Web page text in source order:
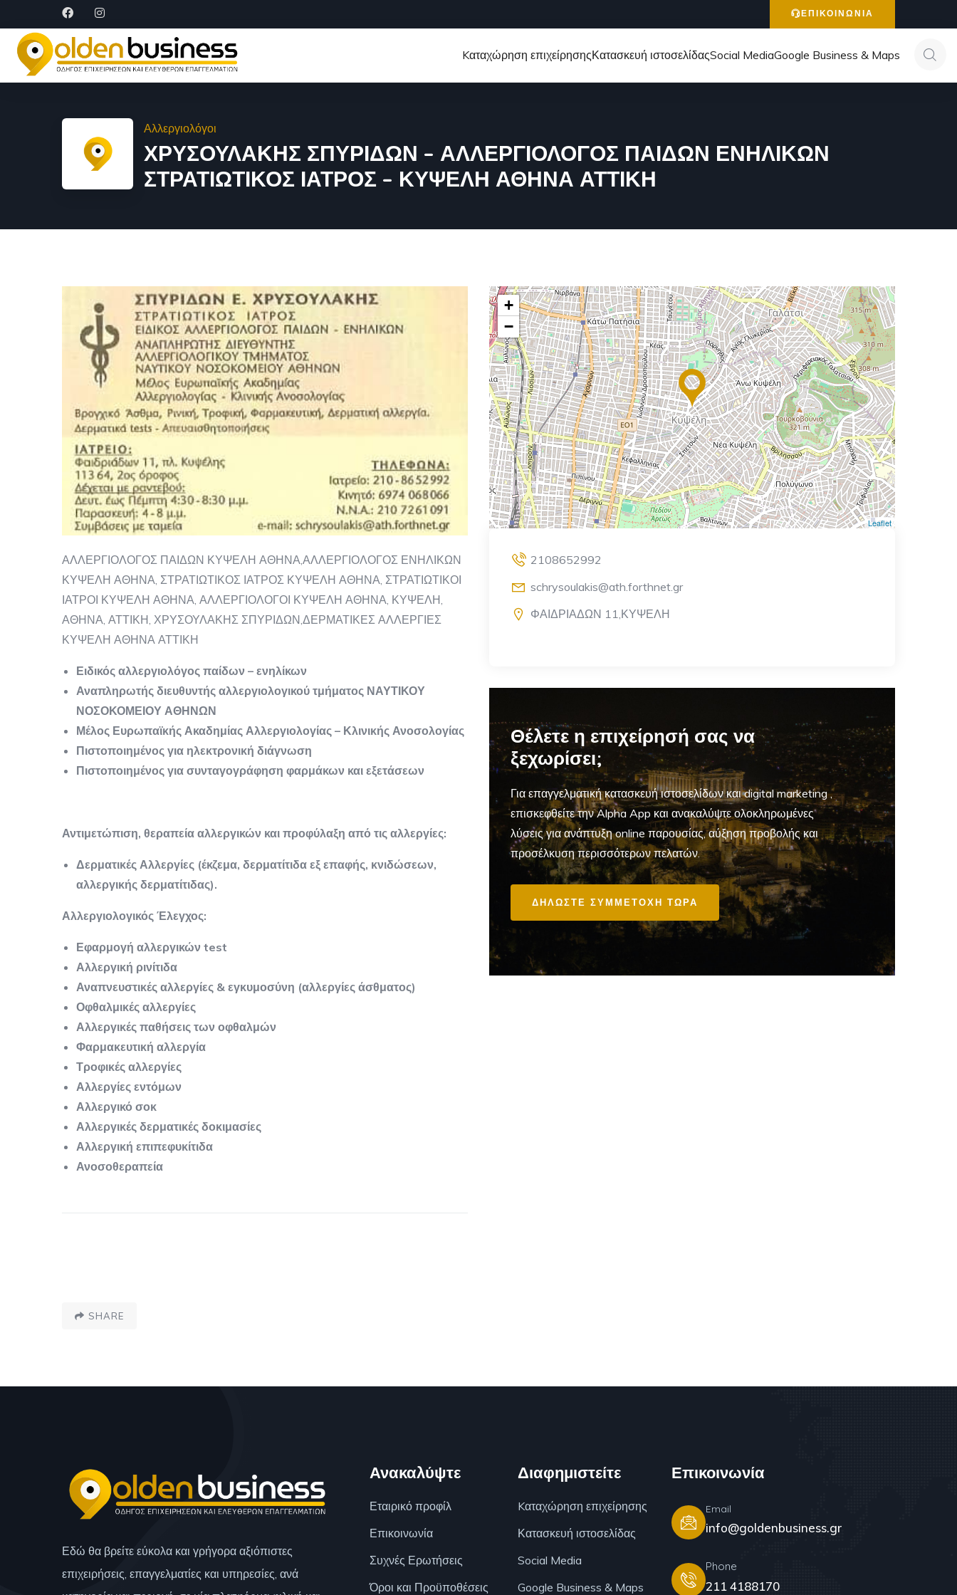
ΕΠΙΚΟΙΝΩΝΙΑ
Kαταχώρηση επιχείρησηςΚατασκευή ιστοσελίδαςSocial MediaGoogle Business & Maps
Αλλεργιολόγοι
ΧΡΥΣΟΥΛΑΚΗΣ ΣΠΥΡΙΔΩΝ – ΑΛΛΕΡΓΙΟΛΟΓΟΣ ΠΑΙΔΩΝ ΕΝΗΛΙΚΩΝ
ΣΤΡΑΤΙΩΤΙΚΟΣ ΙΑΤΡΟΣ – ΚΥΨΕΛΗ ΑΘΗΝΑ ΑΤΤΙΚΗ
ΑΛΛΕΡΓΙΟΛΟΓΟΣ ΠΑΙΔΩΝ ΚΥΨΕΛΗ ΑΘΗΝΑ,ΑΛΛΕΡΓΙΟΛΟΓΟΣ ΕΝΗΛΙΚΩΝ
ΚΥΨΕΛΗ ΑΘΗΝΑ, ΣΤΡΑΤΙΩΤΙΚΟΣ ΙΑΤΡΟΣ ΚΥΨΕΛΗ ΑΘΗΝΑ, ΣΤΡΑΤΙΩΤΙΚΟΙ
ΙΑΤΡΟΙ ΚΥΨΕΛΗ ΑΘΗΝΑ, ΑΛΛΕΡΓΙΟΛΟΓΟΙ ΚΥΨΕΛΗ ΑΘΗΝΑ, ΚΥΨΕΛΗ,
ΑΘΗΝΑ, ΑΤΤΙΚΗ, ΧΡΥΣΟΥΛΑΚΗΣ ΣΠΥΡΙΔΩΝ,ΔΕΡΜΑΤΙΚΕΣ ΑΛΛΕΡΓΙΕΣ
ΚΥΨΕΛΗ ΑΘΗΝΑ ΑΤΤΙΚΗ
Ειδικός αλλεργιολόγος παίδων – ενηλίκων
Αναπληρωτής διευθυντής αλλεργιολογικού τμήματος ΝΑΥΤΙΚΟΥ
ΝΟΣΟΚΟΜΕΙΟΥ ΑΘΗΝΩΝ
Μέλος Ευρωπαϊκής Ακαδημίας Αλλεργιολογίας – Κλινικής Ανοσολογίας
Πιστοποιημένος για ηλεκτρονική διάγνωση
Πιστοποιημένος για συνταγογράφηση φαρμάκων και εξετάσεων
Αντιμετώπιση, θεραπεία αλλεργικών και προφύλαξη από τις αλλεργίες:
Δερματικές Αλλεργίες (έκζεμα, δερματίτιδα εξ επαφής, κνιδώσεων,
αλλεργικής δερματίτιδας).
Αλλεργιολογικός Έλεγχος:
Εφαρμογή αλλεργικών test
Αλλεργική ρινίτιδα
Αναπνευστικές αλλεργίες & εγκυμοσύνη (αλλεργίες άσθματος)
Οφθαλμικές αλλεργίες
Αλλεργικές παθήσεις των οφθαλμών
Φαρμακευτική αλλεργία
Τροφικές αλλεργίες
Αλλεργίες εντόμων
Αλλεργικό σοκ
Αλλεργικές δερματικές δοκιμασίες
Αλλεργική επιπεφυκίτιδα
Ανοσοθεραπεία
SHARE
+
−
Leaflet
2108652992
schrysoulakis@ath.forthnet.gr
ΦΑΙΔΡΙΑΔΩΝ 11,ΚΥΨΕΛΗ
Θέλετε η επιχείρησή σας να
ξεχωρίσει;
Για επαγγελματικήκατασκευή ιστοσελίδων και digital marketing,
επισκεφθείτε την Alpha App και ανακαλύψτε ολοκληρωμένες
λύσεις για ανάπτυξη online παρουσίας, αύξηση προβολής και
προσέλκυση περισσότερων πελατών.
ΔΗΛΩΣΤΕ ΣΥΜΜΕΤΟΧΗ ΤΩΡΑ
Εδώ θα βρείτε εύκολα και γρήγορα αξιόπιστες
επιχειρήσεις, επαγγελματίες και υπηρεσίες, ανά
Ανακαλύψτε
Εταιρικό προφίλ
Επικοινωνία
Συχνές Ερωτήσεις
Όροι και Προϋποθέσεις
Διαφημιστείτε
Kαταχώρηση επιχείρησης
Κατασκευή ιστοσελίδας
Social Media
Google Business & Maps
Επικοινωνία
Email
info@goldenbusiness.gr
Phone
211 4188170